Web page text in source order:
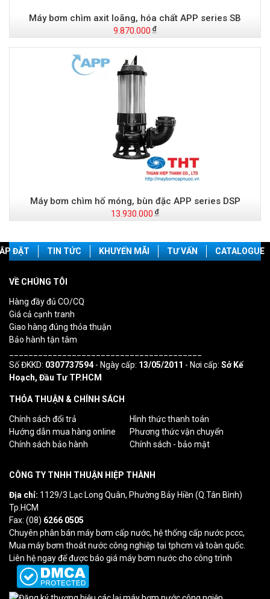
Máy bơm chìm axit loãng, hóa chất APP series SB
9.870.000
Máy bơm chìm hố móng, bùn đặc APP series DSP
13.930.000
ĐẶT TIN TỨC KHUYẾN MÃI TƯ VẤN CATALOGUE
VỀ CHÚNG TÔI
Hàng đầy đủ CO/CQ
Giá cả cạnh tranh
Giao hàng đúng thỏa thuận
Bảo hành tận tâm
Số ĐKKD: 0307737594- Ngày cấp: 13/05/2011 - Nơi cấp: Sở Kế
Hoạch, Đầu Tư TP.HCM
THỎA THUẬN & CHÍNH SÁCH
Chính sách đổi trả
Hình thức thanh toán
Hướng dẫn mua hàng online
Phương thức vận chuyển
Chính sách bảo hành
Chính sách - bảo mật
CÔNG TY TNHH THUẬN HIỆP THÀNH
Địa chỉ: 1129/3 Lạc Long Quân, Phường Bảy Hiền (Q.Tân Bình)
Tp.HCM
Fax: (08) 6266 0505
Chuyên phân bán máy bơm cấp nước, hệ thống cấp nước pccc,
Mua máy bơm thoát nước công nghiệp tại tphcm và toàn quốc.
Liên hệ ngay để được báo giá máy bơm nước cho công trình